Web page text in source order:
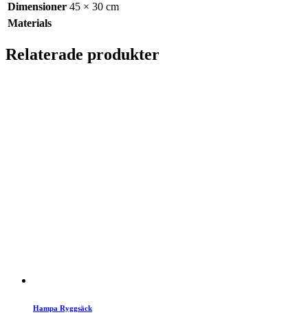
Dimensioner 45 × 30 cm
Materials
Relaterade produkter
Hampa Ryggsäck